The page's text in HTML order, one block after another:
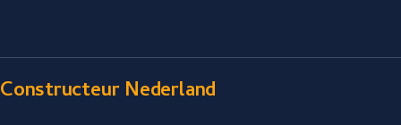
Constructeur Nederland